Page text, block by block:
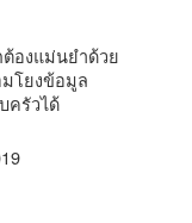
องแม่นยำด้วย
โยงข้อมูล
ครัวได้